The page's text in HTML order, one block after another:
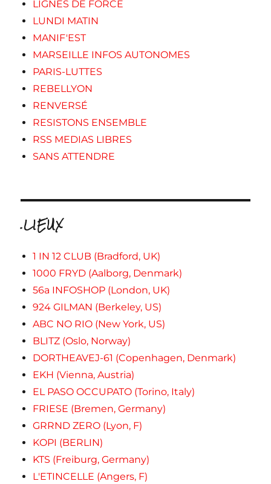
LIGNES DE FORCE
LUNDI MATIN
MANIF'EST
MARSEILLE INFOS AUTONOMES
PARIS-LUTTES
REBELLYON
RENVERSÉ
RESISTONS ENSEMBLE
RSS MEDIAS LIBRES
SANS ATTENDRE
.LIEUX
1 IN 12 CLUB (Bradford, UK)
1000 FRYD (Aalborg, Denmark)
56a INFOSHOP (London, UK)
924 GILMAN (Berkeley, US)
ABC NO RIO (New York, US)
BLITZ (Oslo, Norway)
DORTHEAVEJ-61 (Copenhagen, Denmark)
EKH (Vienna, Austria)
EL PASO OCCUPATO (Torino, Italy)
FRIESE (Bremen, Germany)
GRRND ZERO (Lyon, F)
KOPI (BERLIN)
KTS (Freiburg, Germany)
L'ETINCELLE (Angers, F)